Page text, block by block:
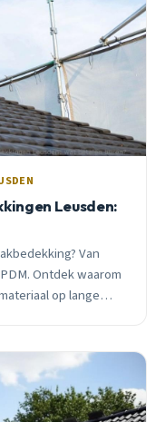
Leusden:
Van
Ontdek waarom
op lange